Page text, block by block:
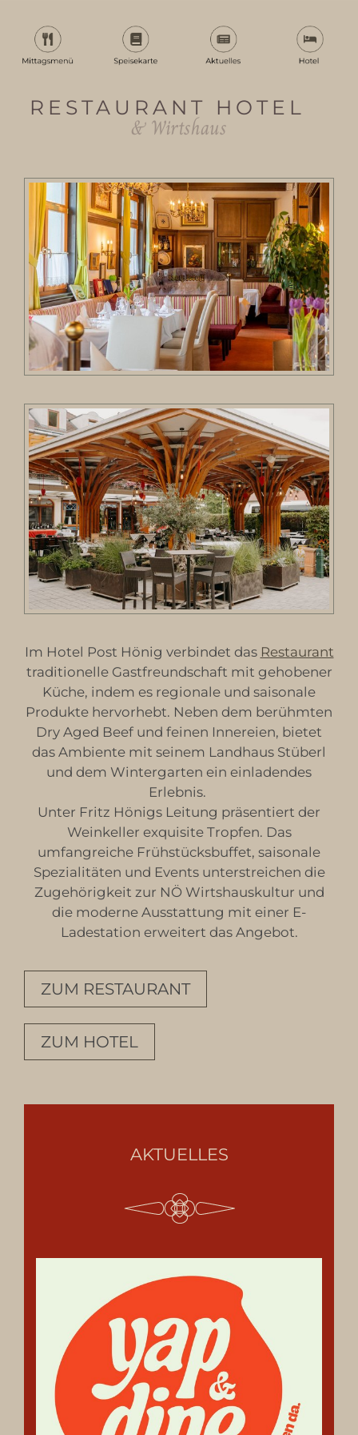
RESTAURANT HOTEL
& Wirtshaus
Im Hotel Post Hönig verbindet das Restaurant
traditionelle Gastfreundschaft mit gehobener
Küche, indem es regionale und saisonale
Produkte hervorhebt. Neben dem berühmten
Dry Aged Beef und feinen Innereien, bietet
das Ambiente mit seinem Landhaus Stüberl
und dem Wintergarten ein einladendes
Erlebnis.
Unter Fritz Hönigs Leitung präsentiert der
Weinkeller exquisite Tropfen. Das
umfangreiche Frühstücksbuffet, saisonale
Spezialitäten und Events unterstreichen die
Zugehörigkeit zur NÖ Wirtshauskultur und
die moderne Ausstattung mit einer E-
Ladestation erweitert das Angebot.
ZUM RESTAURANT
ZUM HOTEL
AKTUELLES